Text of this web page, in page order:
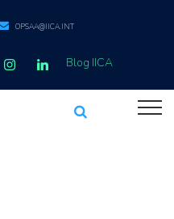
OPSAA@IICA.INT
Blog IICA